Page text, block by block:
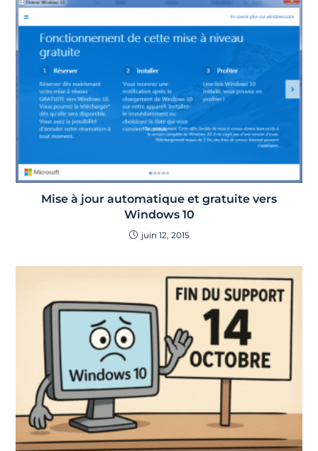
Mise à jour automatique et gratuite vers
Windows 10
juin 12, 2015